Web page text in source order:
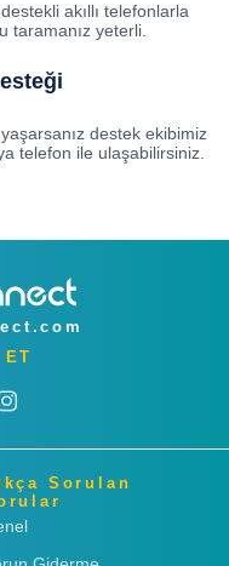
akıllı telefonlarla
taramanız yeterli.
destek ekibimiz
telefon ile ulaşabilirsiniz.
Sorulan